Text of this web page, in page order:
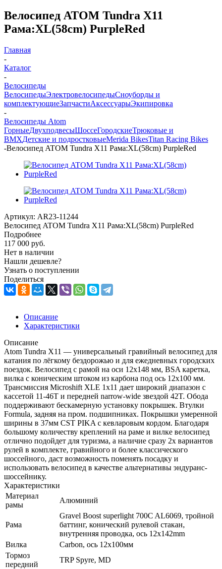
Велосипед ATOM Tundra X11
Рама:XL(58cm) PurpleRed
Главная
-
Каталог
-
Велосипеды
ВелосипедыЭлектровелосипедыCноуборды и
комплектующиеЗапчастиАксессуарыЭкипировка
-
Велосипеды Atom
ГорныеДвухподвесыШоссеГородскиеТрюковые и
BMXДетские и подростковыеMerida BikesTitan Racing Bikes
-Велосипед ATOM Tundra X11 Рама:XL(58cm) PurpleRed
Артикул: AR23-11244
Велосипед ATOM Tundra X11 Рама:XL(58cm) PurpleRed
Подробнее
117 000 руб.
Нет в наличии
Нашли дешевле?
Узнать о поступлении
Поделиться
Описание
Характеристики
Описание
Atom Tundra X11 — универсальный гравийный велосипед для
катания по лёгкому бездорожью и для ежедневных городских
поездок. Велосипед с рамой на оси 12x148 мм, BSA каретка,
вилка с коническим штоком из карбона под ось 12х100 мм.
Трансмиссия Microshift XLE 1x11 дает широкий диапазон с
кассетой 11-46T и передней narrow-wide звездой 42T. Обода
поддерживают бескамерную установку покрышек. Втулки
Formula, задняя на пром. подшипниках. Покрышки умеренной
ширины в 37мм CST PIKA с кевларовым кордом. Благодаря
большому количеству креплений на раме и вилке велосипед
отлично подойдет для туризма, а наличие сразу 2х вариантов
рулей в комплекте, гравийного и более классического
шоссейного, даст возможность поменять посадку и
использовать велосипед в качестве альтернативы эндуранс-
шоссейнику.
Характеристики
Материал
рамы
Алюминий
Рама
Gravel Boost superlight 700C AL6069, тройной
баттинг, конический рулевой стакан,
внутренняя проводка, ось 12x142mm
Вилка
Carbon, ось 12х100мм
Тормоз
передний
TRP Spyre, MD